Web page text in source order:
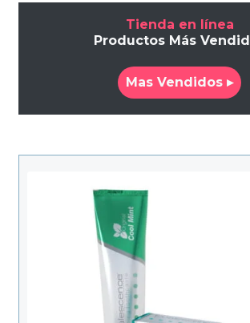
Tienda en línea
Productos Más
Mas Vendidos ▸